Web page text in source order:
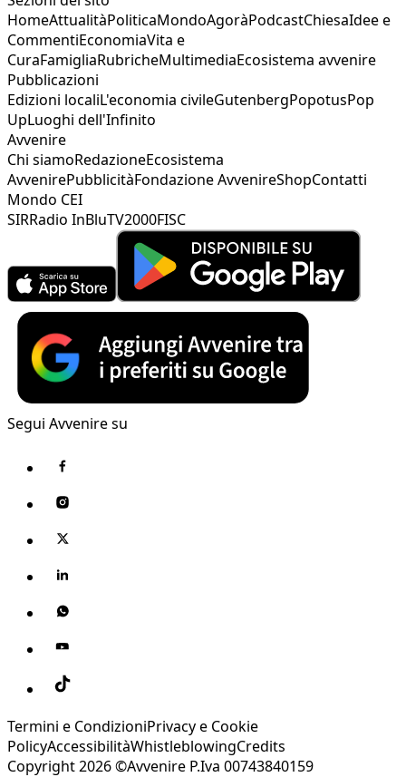
HomeAttualitàPoliticaMondoAgoràPodcastChiesaIdee e
CommentiEconomiaVita e
CuraFamigliaRubricheMultimediaEcosistema avvenire
Pubblicazioni
Edizioni localiL'economia civileGutenbergPopotusPop
UpLuoghi dell'Infinito
Avvenire
Chi siamoRedazioneEcosistema
AvvenirePubblicitàFondazione AvvenireShopContatti
Mondo CEI
SIRRadio InBluTV2000FISC
Segui Avvenire su
Termini e CondizioniPrivacy e Cookie
PolicyAccessibilitàWhistleblowingCredits
Copyright 2026 ©Avvenire P.Iva 00743840159